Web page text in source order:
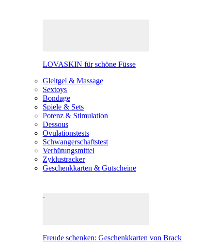
LOVASKIN für schöne Füsse
Gleitgel & Massage
Sextoys
Bondage
Spiele & Sets
Potenz & Stimulation
Dessous
Ovulationstests
Schwangerschaftstest
Verhütungsmittel
Zyklustracker
Geschenkkarten & Gutscheine
Freude schenken: Geschenkkarten von Brack